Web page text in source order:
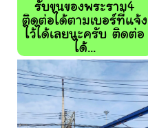
รับขนของพระราม4
ติดต่อได้ตามเบอร์ที่แจ้ง
ไว้ได้เลยนะครับ ติดต่อ
ได้...